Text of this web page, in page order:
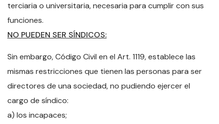
terciaria o universitaria, necesaria para cumplir con sus
funciones.
NO PUEDEN SER SÍNDICOS:
Sin embargo, Código Civil en el Art. 1119, establece las
mismas restricciones que tienen las personas para ser
directores de una sociedad, no pudiendo ejercer el
cargo de síndico:
a) los incapaces;